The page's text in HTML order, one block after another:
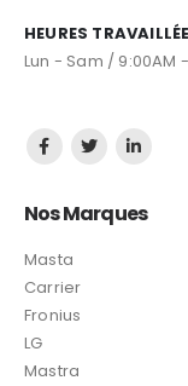
HEURES
Lun - Sam / 9:00AM
Nos Marques
Masta
Carrier
Fronius
LG
Mastra